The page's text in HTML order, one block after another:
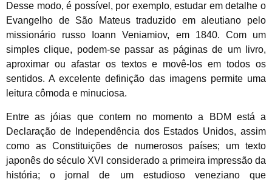
Desse modo, é possível, por exemplo, estudar em detalhe o
Evangelho de São Mateus traduzido em aleutiano pelo
missionário russo Ioann Veniamiov, em 1840. Com um
simples clique, podem-se passar as páginas de um livro,
aproximar ou afastar os textos e movê-los em todos os
sentidos. A excelente definição das imagens permite uma
leitura cômoda e minuciosa.
Entre as jóias que contem no momento a BDM está a
Declaração de Independência dos Estados Unidos, assim
como as Constituições de numerosos países; um texto
japonês do século XVI considerado a primeira impressão da
história; o jornal de um estudioso veneziano que